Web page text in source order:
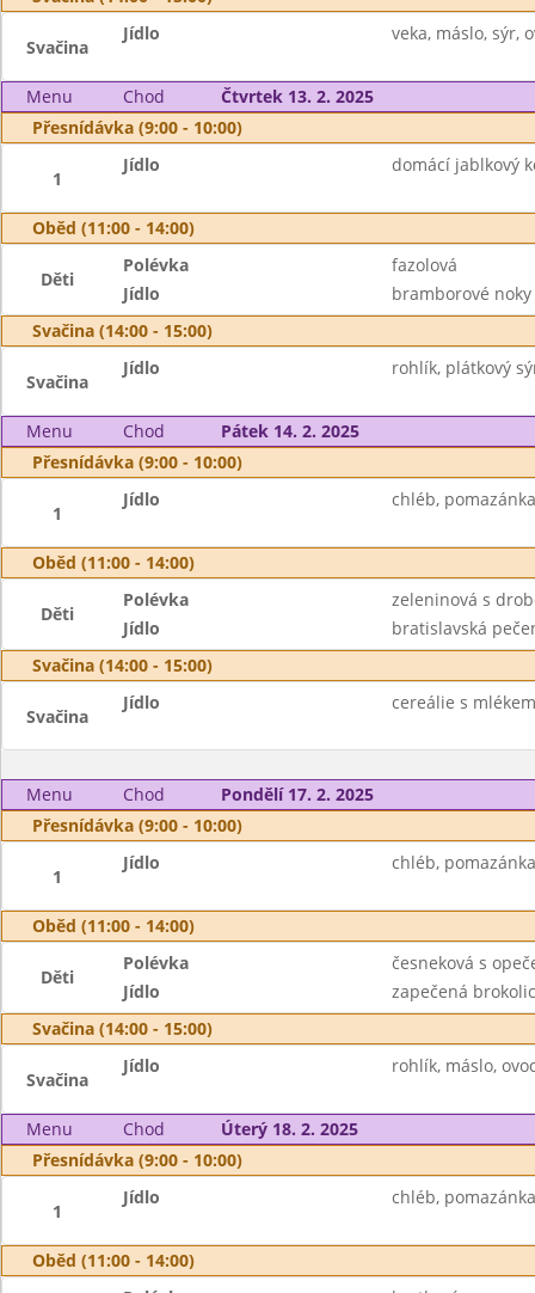
Svačina
Jídlo veka, máslo, sýr,
Menu Chod
Čtvrtek 13. 2. 2025
Přesnídávka (9:00 - 10:00)
1
Jídlo domácí jablkový
Oběd (11:00 - 14:00)
Děti
Polévka
fazolová
Jídlo
bramborové
Svačina (14:00 - 15:00)
Svačina
Jídlo rohlík, plátkový
Menu Chod
Pátek 14. 2. 2025
Přesnídávka (9:00 - 10:00)
1
Jídlo chléb,
Oběd (11:00 - 14:00)
Děti
Polévka
zeleninová s
Jídlo
bratislavská
Svačina (14:00 - 15:00)
Svačina
Jídlo cereálie s
Menu Chod
Pondělí 17. 2. 2025
Přesnídávka (9:00 - 10:00)
1
Jídlo chléb,
Oběd (11:00 - 14:00)
Děti
Polévka
česneková s
Jídlo
zapečená
Svačina (14:00 - 15:00)
Svačina
Jídlo rohlík, máslo,
Menu Chod
Úterý 18. 2. 2025
Přesnídávka (9:00 - 10:00)
1
Jídlo chléb,
Oběd (11:00 - 14:00)